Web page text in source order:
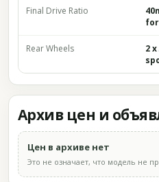
Final Drive Ratio
Rear Wheels
2
Архив цен и
Цен в архиве нет
Это не означает, что модель не